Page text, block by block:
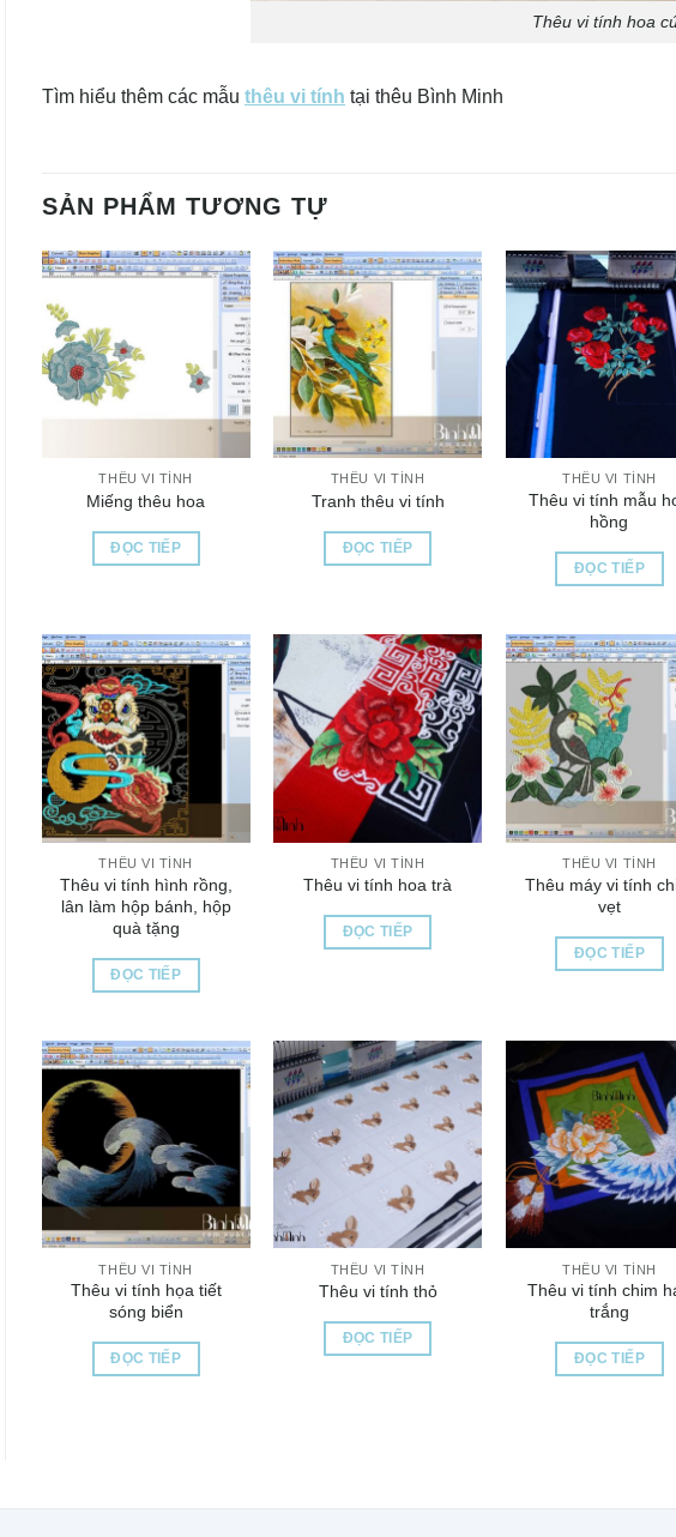
Thêu vi tính hoa
Tìm hiểu thêm các mẫu thêu vi tính tại thêu Bình Minh
SẢN PHẨM TƯƠNG TỰ
THÊU VI TÍNH
Miếng thêu hoa
ĐỌC TIẾP
THÊU VI TÍNH
Tranh thêu vi tính
ĐỌC TIẾP
THÊU VI TÍNH
Thêu vi tính mẫu
hồng
ĐỌC TIẾP
THÊU VI TÍNH
Thêu vi tính hình rồng,
lân làm hộp bánh, hộp
quà tặng
ĐỌC TIẾP
THÊU VI TÍNH
Thêu vi tính hoa trà
ĐỌC TIẾP
THÊU VI TÍNH
Thêu máy vi tính
vẹt
ĐỌC TIẾP
THÊU VI TÍNH
Thêu vi tính họa tiết
sóng biển
ĐỌC TIẾP
THÊU VI TÍNH
Thêu vi tính thỏ
ĐỌC TIẾP
THÊU VI TÍNH
Thêu vi tính chim
trắng
ĐỌC TIẾP